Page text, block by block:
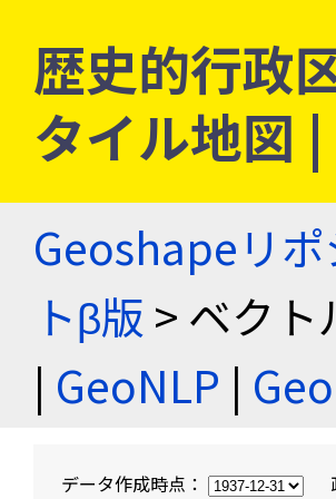
歴史的行政
タイル地図
Geoshapeリポ
トβ版 > ベク
| GeoNLP |
データ作成時点：